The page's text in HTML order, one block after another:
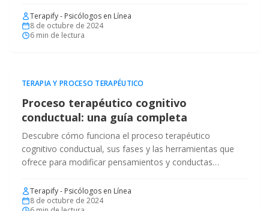
Terapify - Psicólogos en Línea
8 de octubre de 2024
6 min de lectura
TERAPIA Y PROCESO TERAPÉUTICO
Proceso terapéutico cognitivo
conductual: una guía completa
Descubre cómo funciona el proceso terapéutico
cognitivo conductual, sus fases y las herramientas que
ofrece para modificar pensamientos y conductas
Terapify - Psicólogos en Línea
8 de octubre de 2024